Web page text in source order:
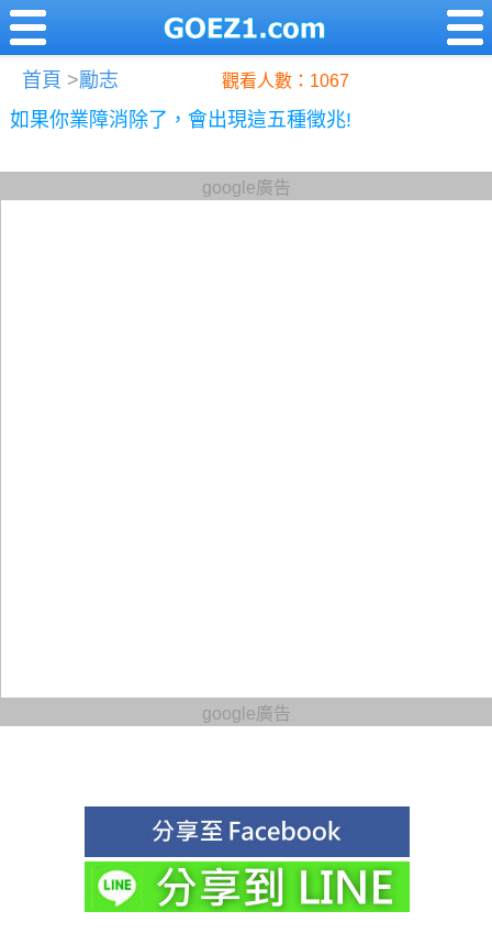
首頁 >勵志 觀看人數：1067
如果你業障消除了，會出現這五種徵兆!
google廣告
google廣告